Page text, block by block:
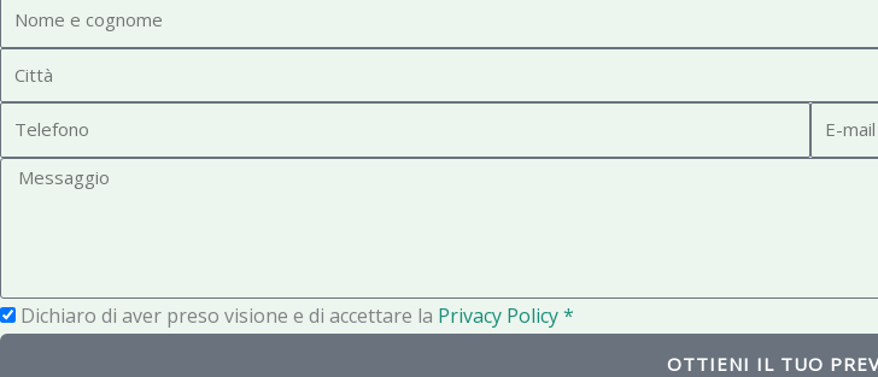
o
e
i
t
e
n
-
a
g
P
r
Dichiaro di aver preso visione e di accettare la Privacy Policy *
OTTIENI IL TUO